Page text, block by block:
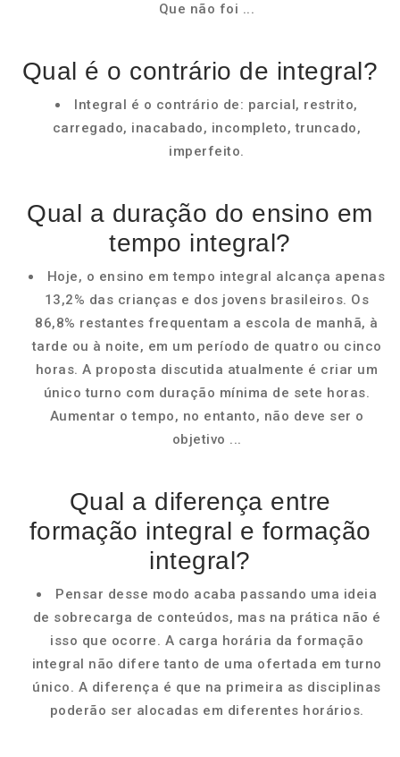
Que não foi ...
Qual é o contrário de integral?
Integral é o contrário de: parcial, restrito,
carregado, inacabado, incompleto, truncado,
imperfeito.
Qual a duração do ensino em
tempo integral?
Hoje, o ensino em tempo integral alcança apenas
13,2% das crianças e dos jovens brasileiros. Os
86,8% restantes frequentam a escola de manhã, à
tarde ou à noite, em um período de quatro ou cinco
horas. A proposta discutida atualmente é criar um
único turno com duração mínima de sete horas.
Aumentar o tempo, no entanto, não deve ser o
objetivo ...
Qual a diferença entre
formação integral e formação
integral?
Pensar desse modo acaba passando uma ideia
de sobrecarga de conteúdos, mas na prática não é
isso que ocorre. A carga horária da formação
integral não difere tanto de uma ofertada em turno
único. A diferença é que na primeira as disciplinas
poderão ser alocadas em diferentes horários.